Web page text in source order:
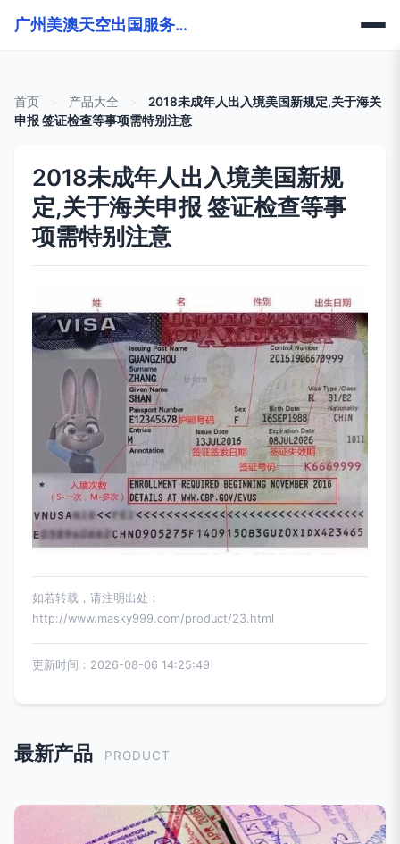
广州美澳天空出国服务有限公司
首页 产品大全
2018未成年人出入境美国新规定,关于海关
申报 签证检查等事项需特别注意
2018未成年人出入境美国新规
定,关于海关申报 签证检查等事
项需特别注意
如若转载，请注明出处：
http://www.masky999.com/product/23.html
更新时间：2026-08-06 14:25:49
最新产品 PRODUCT